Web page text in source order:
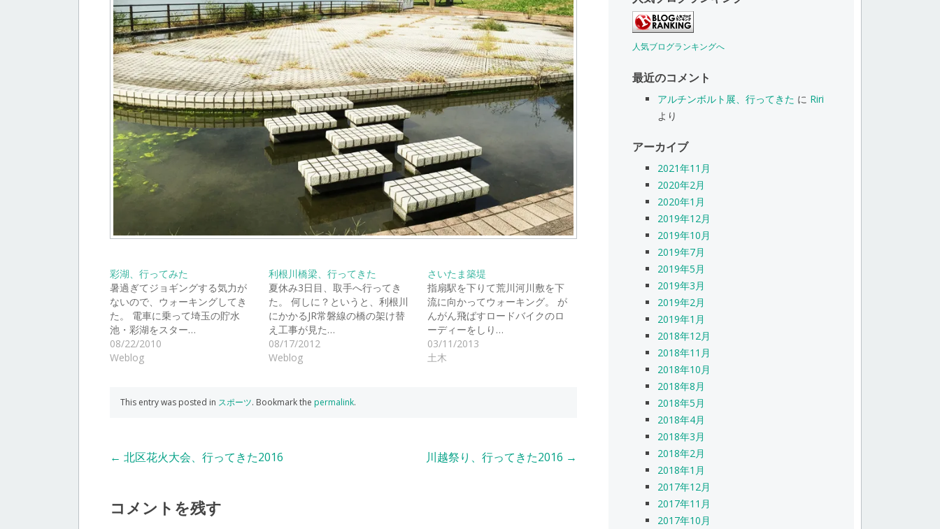
彩湖、行ってみた
暑過ぎてジョギングする気力が
ないので、ウォーキングしてき
た。 電車に乗って埼玉の貯水
池・彩湖をスター…
08/22/2010
Weblog
利根川橋梁、行ってきた
夏休み3日目、取手へ行ってき
た。 何しに？というと、利根川
にかかるJR常磐線の橋の架け替
え工事が見た…
08/17/2012
Weblog
さいたま築堤
指扇駅を下りて荒川河川敷を下
流に向かってウォーキング。 が
んがん飛ばすロードバイクのロ
ーディーをしり…
03/11/2013
土木
This entry was posted in スポーツ. Bookmark the permalink.
Post
← 北区花火大会、行ってきた2016 川越祭り、行ってきた2016 →
コメントを残す
人気ブログランキングへ
最近のコメント
アルチンボルト展、行ってきた に Riri
より
アーカイブ
2021年11月
2020年2月
2020年1月
2019年12月
2019年10月
2019年7月
2019年5月
2019年3月
2019年2月
2019年1月
2018年12月
2018年11月
2018年10月
2018年8月
2018年5月
2018年4月
2018年3月
2018年2月
2018年1月
2017年12月
2017年11月
2017年10月